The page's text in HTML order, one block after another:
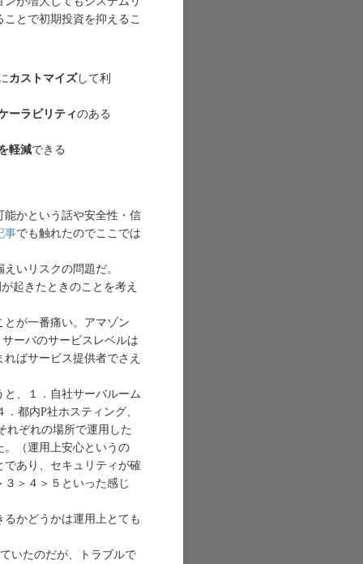
とで初期投資を抑えるこ
カストマイズして利
ーラビリティのある
軽減できる
かという話や安全性・信
事でも触れたのでここでは
いリスクの問題だ。
起きたときのことを考え
が一番痛い。アマゾン
ーバのサービスレベルは
ばサービス提供者でさえ
、１．自社サーバルーム
都内P社ホスティング、
れぞれの場所で運用した
（運用上安心というの
あり、セキュリティが確
＞４＞５といった感じ
かどうかは運用上とても
いたのだが、トラブルで